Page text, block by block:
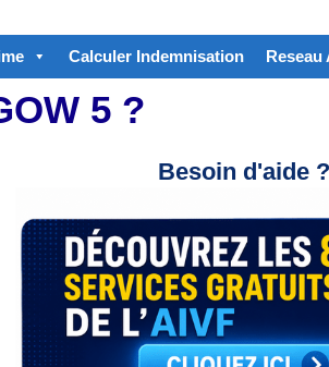
Calculer Indemnisation Reseau
5 ?
Besoin d'aide ?